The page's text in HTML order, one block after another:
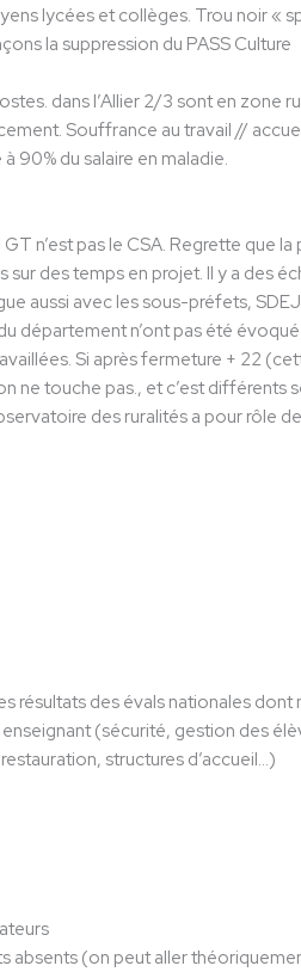
lycées et collèges. Trou noir «
la suppression du PASS Culture
dans l’Allier 2/3 sont en zone
Souffrance au travail //
90% du salaire en maladie.
n’est pas le CSA. Regrette que
des temps en projet. Il y a des
aussi avec les sous-préfets,
département n’ont pas été
Si après fermeture + 22
ne touche pas., et c’est
des ruralités a pour rôle
résultats des évals nationales dont
(sécurité, gestion des
structures d’accueil…)
(on peut aller